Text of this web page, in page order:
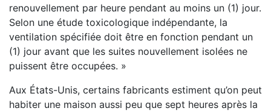
renouvellement par heure pendant au moins un (1) jour.
Selon une étude toxicologique indépendante, la
ventilation spécifiée doit être en fonction pendant un
(1) jour avant que les suites nouvellement isolées ne
puissent être occupées. »
Aux États-Unis, certains fabricants estiment qu’on peut
habiter une maison aussi peu que sept heures après la